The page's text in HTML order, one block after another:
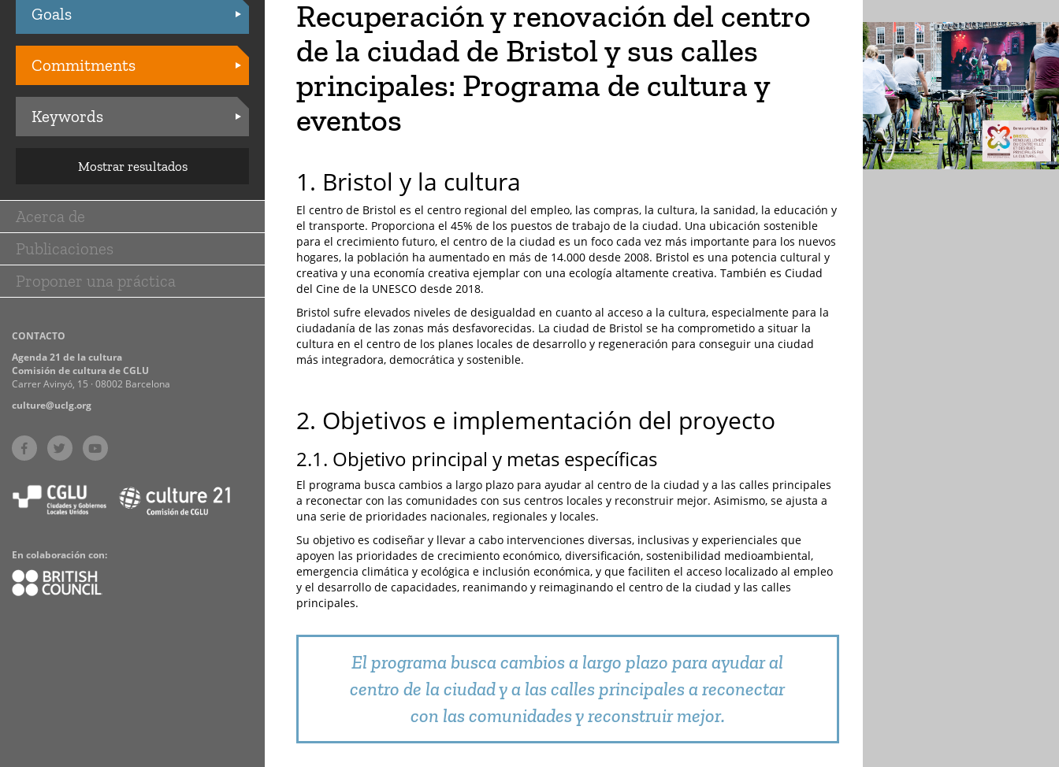
Practices
Goals
Commitments
Keywords
Mostrar resultados
Main
navigation
Acerca de
Publicaciones
Proponer una práctica
CONTACTO
Agenda 21 de la cultura
Comisión de cultura de CGLU
Carrer Avinyó, 15 · 08002 Barcelona
culture@uclg.org
En colaboración con:
Recuperación y renovación del centro
de la ciudad de Bristol y sus calles
principales: Programa de cultura y
eventos
1. Bristol y la cultura
El centro de Bristol es el centro regional del empleo, las compras, la cultura, la sanidad, la educación y
el transporte. Proporciona el 45% de los puestos de trabajo de la ciudad. Una ubicación sostenible
para el crecimiento futuro, el centro de la ciudad es un foco cada vez más importante para los nuevos
hogares, la población ha aumentado en más de 14.000 desde 2008. Bristol es una potencia cultural y
creativa y una economía creativa ejemplar con una ecología altamente creativa. También es Ciudad
del Cine de la UNESCO desde 2018.
Bristol sufre elevados niveles de desigualdad en cuanto al acceso a la cultura, especialmente para la
ciudadanía de las zonas más desfavorecidas. La ciudad de Bristol se ha comprometido a situar la
cultura en el centro de los planes locales de desarrollo y regeneración para conseguir una ciudad
más integradora, democrática y sostenible.
2. Objetivos e implementación del proyecto
2.1. Objetivo principal y metas específicas
El programa busca cambios a largo plazo para ayudar al centro de la ciudad y a las calles principales
a reconectar con las comunidades con sus centros locales y reconstruir mejor. Asimismo, se ajusta a
una serie de prioridades nacionales, regionales y locales.
Su objetivo es codiseñar y llevar a cabo intervenciones diversas, inclusivas y experienciales que
apoyen las prioridades de crecimiento económico, diversificación, sostenibilidad medioambiental,
emergencia climática y ecológica e inclusión económica, y que faciliten el acceso localizado al empleo
y el desarrollo de capacidades, reanimando y reimaginando el centro de la ciudad y las calles
principales.
El programa busca cambios a largo plazo para ayudar al
centro de la ciudad y a las calles principales a reconectar
con las comunidades y reconstruir mejor.